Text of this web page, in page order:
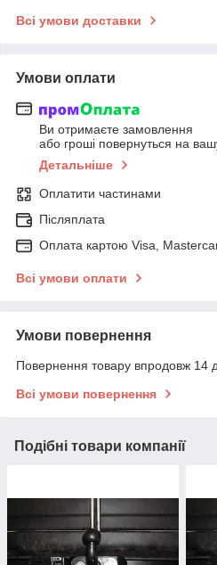
Всі умови доставки
Умови оплати
Ви отримаєте замовлення
або гроші повернуться на
Детальніше
Оплатити частинами
Післяплата
Оплата картою Visa,
Всі умови оплати
Умови повернення
Повернення товару впродовж 14
Всі умови повернення
Подібні товари компанії